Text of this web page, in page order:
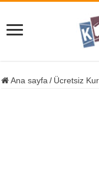
Ana sayfa / Ücretsiz